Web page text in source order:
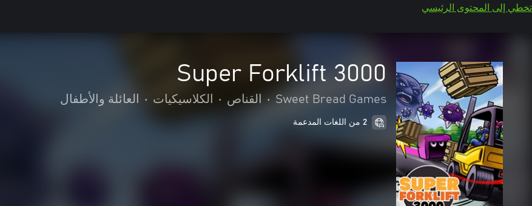
تخطي إلى المحتوى الرئيسي
Super Forklift 3000
Sweet Bread Games
• القناص • الكلاسيكيات • العائلة والأطفال
2 من اللغات المدعمة